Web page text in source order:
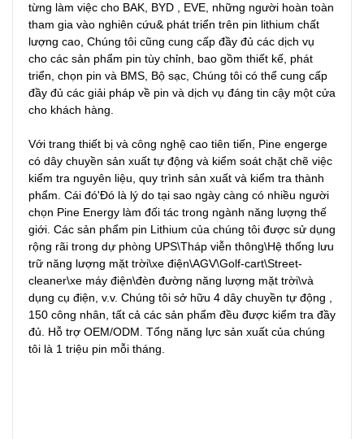
từng làm việc cho BAK, BYD , EVE, những người hoàn toàn
tham gia vào nghiên cứu& phát triển trên pin lithium chất
lượng cao, Chúng tôi cũng cung cấp đầy đủ các dịch vụ
cho các sản phẩm pin tùy chỉnh, bao gồm thiết kế, phát
triển, chọn pin và BMS, Bộ sạc, Chúng tôi có thể cung cấp
đầy đủ các giải pháp về pin và dịch vụ đáng tin cậy một cửa
cho khách hàng.
Với trang thiết bị và công nghệ cao tiên tiến, Pine engerge
có dây chuyền sản xuất tự động và kiểm soát chặt chẽ việc
kiểm tra nguyên liệu, quy trình sản xuất và kiểm tra thành
phẩm. Cái đó'Đó là lý do tại sao ngày càng có nhiều người
chọn Pine Energy làm đối tác trong ngành năng lượng thế
giới. Các sản phẩm pin Lithium của chúng tôi được sử dụng
rộng rãi trong dự phòng UPS\Tháp viễn thông\Hệ thống lưu
trữ năng lượng mặt trời\xe điện\AGV\Golf-cart\Street-
cleaner\xe máy điện\đèn đường năng lượng mặt trời\và
dụng cụ điện, v.v. Chúng tôi sở hữu 4 dây chuyền tự động ,
150 công nhân, tất cả các sản phẩm đều được kiểm tra đầy
đủ. Hỗ trợ OEM/ODM. Tổng năng lực sản xuất của chúng
tôi là 1 triệu pin mỗi tháng.